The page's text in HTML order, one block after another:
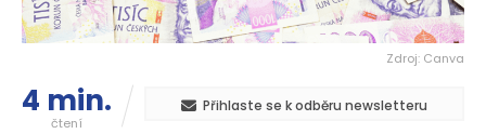
Zdroj: Canva
4 min.
čtení
Přihlaste se k odběru newsletteru